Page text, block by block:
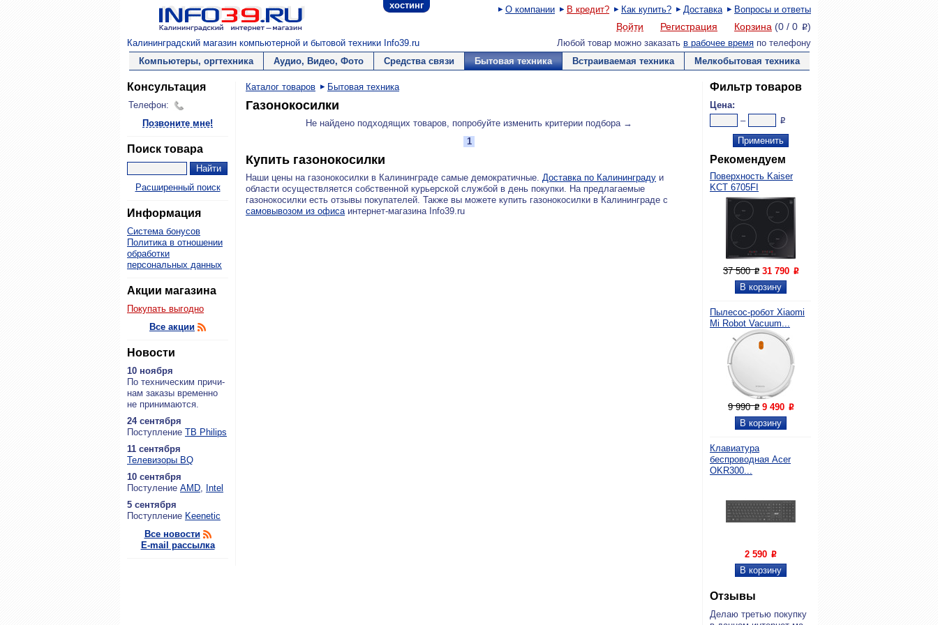
хостинг О компании В кредит? Как купить? Доставка Вопросы и ответы
Войти Регистрация Корзина (0 / 0 P)
Калининградский магазин компьютерной и бытовой техники Info39.ru Любой товар можно заказать в рабочее время по телефону
Компьютеры, оргтехника
Аудио, Видео, Фото Средства связи Бытовая техника Встраиваемая техника Мелкобытовая техника
Консультация
Телефон:
Позвоните мне!
Поиск товара
Расширенный поиск
Информация
Система бонусов
Политика в отношении
обработки
персональных данных
Акции магазина
Покупать выгодно
Все акции
Новости
10 ноября
По тех­ни­че­ским при­чи­
нам за­ка­зы вре­мен­но
не при­ни­ма­ют­ся.
24 сентября
По­ступ­ле­ние ТВ Philips
11 сентября
Теле­ви­зо­ры BQ
10 сентября
По­сту­ле­ние AMD, Intel
5 сентября
По­ступ­ле­ние Keenetic
Все новости
E-mail рассылка
Фильтр товаров
Цена:
–
P
Рекомендуем
Поверхность Kaiser
KCT 6705FI
37 500P 31 790 P
Пылесос-робот Xiaomi
Mi Robot Vacuum...
9 990P 9 490 P
Клавиатура
беспроводная Acer
OKR300...
2 590 P
Отзывы
Де­лаю тре­тью по­куп­ку
Каталог товаров Бытовая техника
Газонокосилки
Не найдено подходящих товаров, попробуйте изменить критерии подбора →
1
Купить газонокосилки
Наши цены на газонокосилки в Калининграде самые демократичные. Доставка по Калининграду и
области осуществляется собственной курьерской службой в день покупки. На предлагаемые
газонокосилки есть отзывы покупателей. Также вы можете купить газонокосилки в Калининграде с
самовывозом из офисаинтернет-магазина Info39.ru